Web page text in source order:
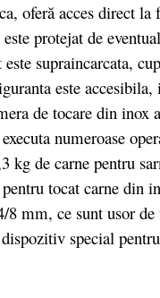
oferă acces direct la
protejat de
supraincarcata,
este
de tocare din inox
numeroase
kg de carne pentru
tocat carne din
mm, ce sunt usor
special